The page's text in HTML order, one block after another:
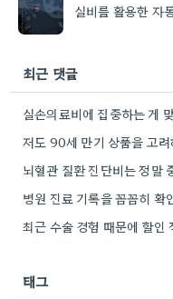
실비를 활용한 자
최근 댓글
태그